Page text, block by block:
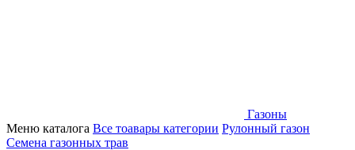
Газоны
Меню каталога Все тоавары категории Рулонный газон
Семена газонных трав